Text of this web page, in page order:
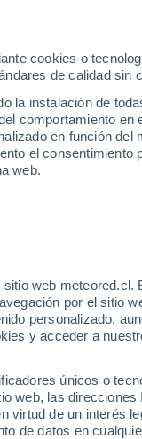
cookies o
de calidad sin
la instalación de
comportamiento en
en función del
el consentimiento
web.
web meteored.cl.
por el sitio
personalizado,
y acceder a
únicos o
web, las
virtud de un interés
de datos en
15°
8°
Pond
12°
Rankin Inlet